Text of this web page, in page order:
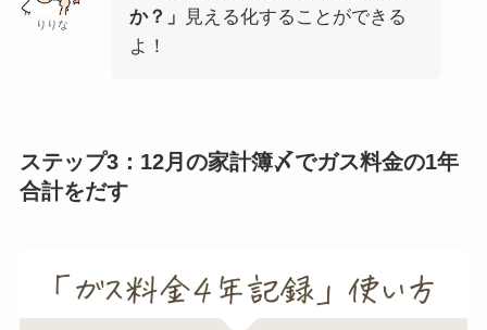
りりな
か？」
見える化することができる
よ！
ステップ3：12月の家計簿〆でガス料金の1年
合計をだす